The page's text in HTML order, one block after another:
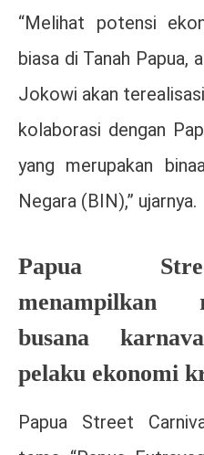
“Melihat potensi
biasa di Tanah Papua,
Jokowi akan
kolaborasi dengan
yang merupakan
Negara (BIN),” ujarnya.
Papua
menampilkan
busana
pelaku ekonomi
Papua Street